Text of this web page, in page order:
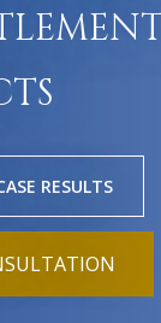
RESULTS